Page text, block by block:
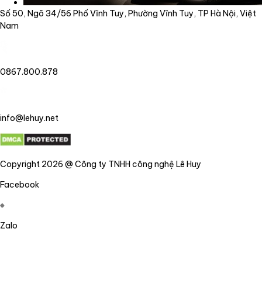
Số 50, Ngõ 34/56 Phố Vĩnh Tuy, Phường Vĩnh Tuy, TP Hà Nội, Việt
Nam
0867.800.878
info@lehuy.net
Copyright 2026 @ Công ty TNHH công nghệ Lê Huy
Facebook
Zalo